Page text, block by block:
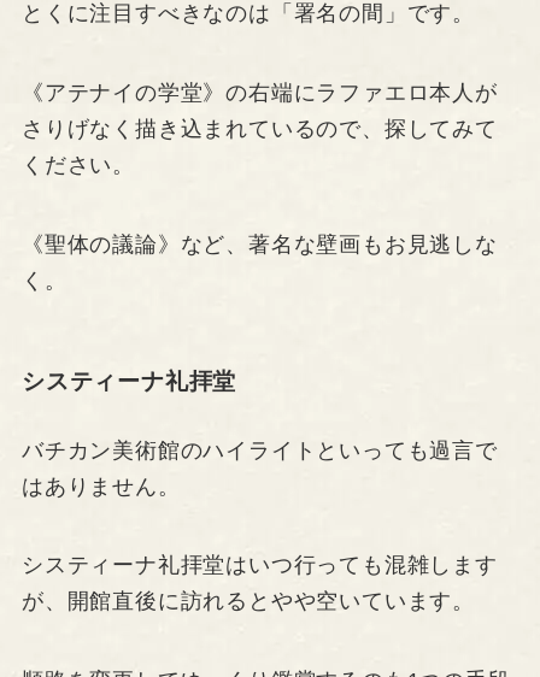
とくに注目すべきなのは「署名の間」です。
《アテナイの学堂》の右端にラファエロ本人が
さりげなく描き込まれているので、探してみて
ください。
《聖体の議論》など、著名な壁画もお見逃しな
く。
システィーナ礼拝堂
バチカン美術館のハイライトといっても過言で
はありません。
システィーナ礼拝堂はいつ行っても混雑します
が、開館直後に訪れるとやや空いています。